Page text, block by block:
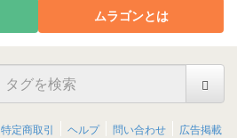
ムラゴンとは
特定商取引 ヘルプ 問い合わせ 広告掲載